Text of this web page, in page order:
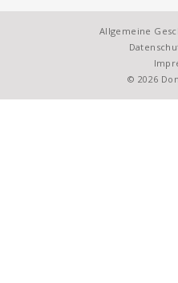
Allgemeine
© 2026